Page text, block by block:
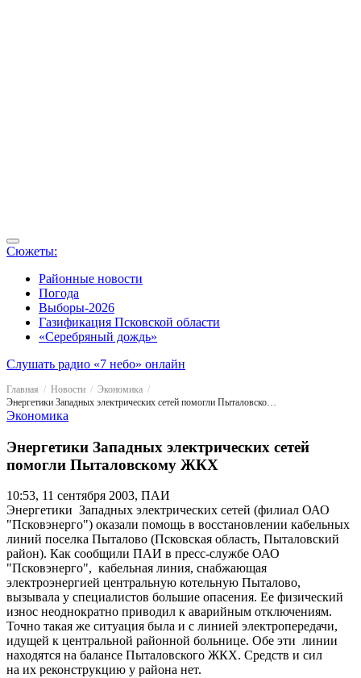
Сюжеты:
Районные новости
Погода
Выборы-2026
Газификация Псковской области
«Серебряный дождь»
Слушать радио «7 небо» онлайн
Главная Новости
Экономика
Энергетики Западных электрических сетей помогли Пыталовскому ЖКХ
Экономика
Энергетики Западных электрических сетей
помогли Пыталовскому ЖКХ
10:53, 11 сентября 2003, ПАИ
Энергетики Западных электрических сетей (филиал ОАО
"Псковэнерго") оказали помощь в восстановлении кабельных
линий поселка Пыталово (Псковская область, Пыталовский
район). Как сообщили ПАИ в пресс-службе ОАО
"Псковэнерго", кабельная линия, снабжающая
электроэнергией центральную котельную Пыталово,
вызывала у специалистов большие опасения. Ее физический
износ неоднократно приводил к аварийным отключениям.
Точно такая же ситуация была и с линией электропередачи,
идущей к центральной районной больнице. Обе эти линии
находятся на балансе Пыталовского ЖКХ. Средств и сил
на их реконструкцию у района нет.